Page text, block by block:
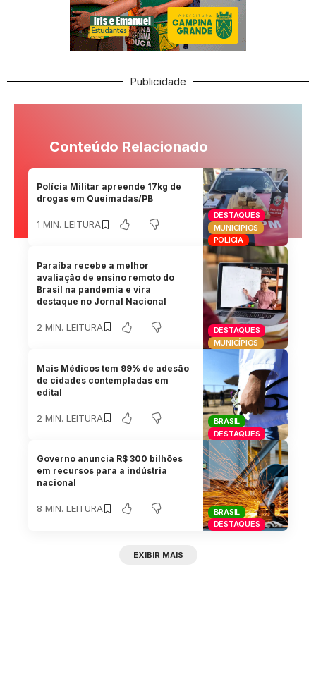
Publicidade
Conteúdo Relacionado
DESTAQUES
MUNICÍPIOS
POLÍCIA
Polícia Militar apreende 17kg de
drogas em Queimadas/PB
1 MIN. LEITURA
DESTAQUES
MUNICÍPIOS
Paraíba recebe a melhor
avaliação de ensino remoto do
Brasil na pandemia e vira
destaque no Jornal Nacional
2 MIN. LEITURA
BRASIL
DESTAQUES
Mais Médicos tem 99% de adesão
de cidades contempladas em
edital
2 MIN. LEITURA
BRASIL
DESTAQUES
Governo anuncia R$ 300 bilhões
em recursos para a indústria
nacional
8 MIN. LEITURA
EXIBIR MAIS